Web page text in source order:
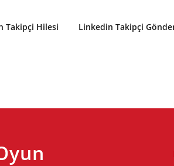
Takipçi Hilesi Linkedin Takipçi